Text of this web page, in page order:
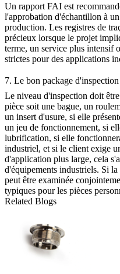
Un rapport FAI est
l'approbation d'échantillon à
production. Les registres de
précieux lorsque le projet
terme, un service plus intensif
strictes pour des applications
7. Le bon package
Le niveau d'inspection doit
pièce soit une bague, un
un insert d'usure, si elle
un jeu de fonctionnement, si
lubrification, si elle
industriel, et si le client exige
d'application plus large, cela
d'équipements industriels. Si la
peut être examinée
typiques pour les pièces
Related Blogs